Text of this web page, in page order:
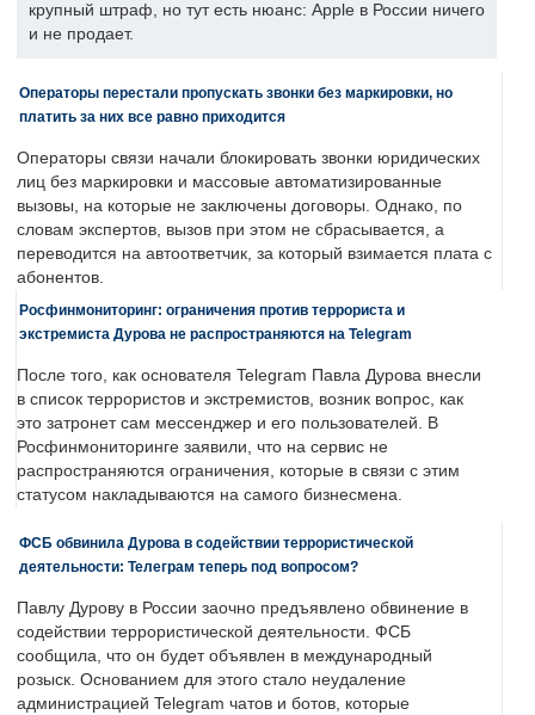
крупный штраф, но тут есть нюанс: Apple в России ничего
и не продает.
Операторы перестали пропускать звонки без маркировки, но
платить за них все равно приходится
Операторы связи начали блокировать звонки юридических
лиц без маркировки и массовые автоматизированные
вызовы, на которые не заключены договоры. Однако, по
словам экспертов, вызов при этом не сбрасывается, а
переводится на автоответчик, за который взимается плата с
абонентов.
Росфинмониторинг: ограничения против террориста и
экстремиста Дурова не распространяются на Telegram
После того, как основателя Telegram Павла Дурова внесли
в список террористов и экстремистов, возник вопрос, как
это затронет сам мессенджер и его пользователей. В
Росфинмониторинге заявили, что на сервис не
распространяются ограничения, которые в связи с этим
статусом накладываются на самого бизнесмена.
ФСБ обвинила Дурова в содействии террористической
деятельности: Телеграм теперь под вопросом?
Павлу Дурову в России заочно предъявлено обвинение в
содействии террористической деятельности. ФСБ
сообщила, что он будет объявлен в международный
розыск. Основанием для этого стало неудаление
администрацией Telegram чатов и ботов, которые